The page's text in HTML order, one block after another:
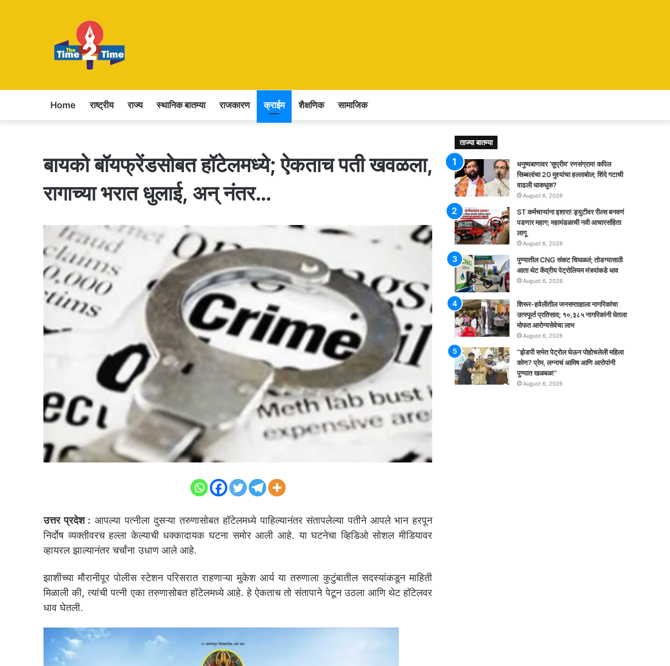
Home राष्ट्रीय राज्य स्थानिक बातम्या राजकारण क्राईम शैक्षणिक सामाजिक
बायको बॉयफ्रेंडसोबत हॉटेलमध्ये; ऐकताच पती खवळला,
रागाच्या भरात धुलाई, अन् नंतर…
उत्तर प्रदेश : आपल्या पत्नीला दुसऱ्या तरुणासोबत हॉटेलमध्ये पाहिल्यानंतर संतापलेल्या पतीने आपले भान हरपून
निर्दोष व्यक्तीवरच हल्ला केल्याची धक्कादायक घटना समोर आली आहे. या घटनेचा व्हिडिओ सोशल मीडियावर
व्हायरल झाल्यानंतर चर्चांना उधाण आले आहे.
झाशीच्या मौरानीपूर पोलीस स्टेशन परिसरात राहणाऱ्या मुकेश आर्य या तरुणाला कुटुंबातील सदस्यांकडून माहिती
मिळाली की, त्यांची पत्नी एका तरुणासोबत हॉटेलमध्ये आहे. हे ऐकताच तो संतापाने पेटून उठला आणि थेट हॉटेलवर
धाव घेतली.
ताज्या बातम्या
धनुष्यबाणावर ‘सुप्रीम’ रणसंग्राम! कपिल
सिब्बलांचा 20 मुद्द्यांचा हल्लाबोल; शिंदे गटाची
वाढली धाकधूक?
August 6, 2026
ST कर्मचाऱ्यांना इशारा! ड्युटीवर रील्स बनवणं
पडणार महाग; महामंडळाची नवी आचारसंहिता
लागू
August 6, 2026
पुण्यातील CNG संकट चिघळलं; तोडग्यासाठी
आता थेट केंद्रीय पेट्रोलियम मंत्र्यांकडे धाव
August 6, 2026
शिरूर-हवेलीतील जनसप्ताहाला नागरिकांचा
उत्स्फूर्त प्रतिसाद; १०,३८५ नागरिकांनी घेतला
मोफत आरोग्यसेवेचा लाभ
August 6, 2026
“झेडपी सभेत पेट्रोल घेऊन पोहोचलेली महिला
कोण? प्रेम, लग्नाचं आमिष आणि आरोपांनी
पुण्यात खळबळ!”
August 6, 2026